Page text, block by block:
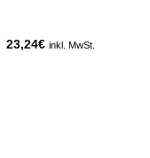
Ursprünglicher
23,24€Aktueller
inkl. MwSt.